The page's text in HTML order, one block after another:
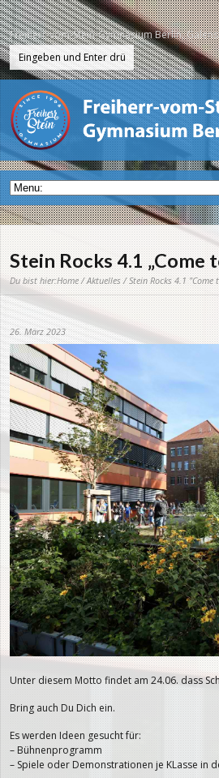
Freiherr-vom-Stein-Gymnasium Berlin,
Stein Rocks 4.1 „Come
Du bist hier:Home/Aktuelles/ Stein Rocks 4.1 "Come
26. März 2023
Unter diesem Motto findet am 24.06. dass
Bring auch Du Dich ein.
Es werden Ideen gesucht für:
– Bühnenprogramm
– Spiele oder Demonstrationen je KLasse in